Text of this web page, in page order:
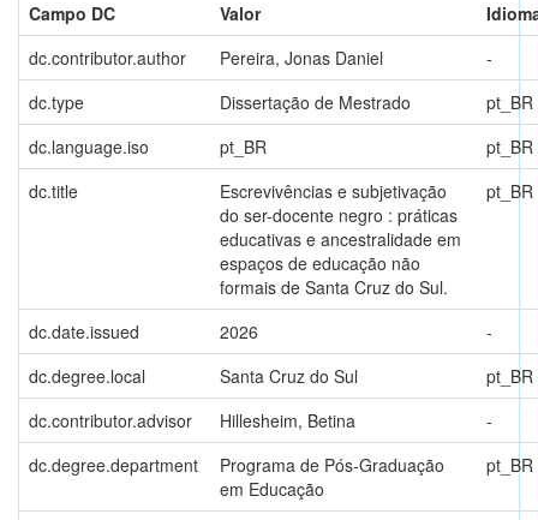
Campo DC
Valor
dc.contributor.author
Pereira, Jonas Daniel
-
dc.type
Dissertação de Mestrado
pt_BR
dc.language.iso
pt_BR
pt_BR
dc.title
Escrevivências e subjetivação
do ser-docente negro : práticas
educativas e ancestralidade em
espaços de educação não
formais de Santa Cruz do Sul.
pt_BR
dc.date.issued 2026
-
dc.degree.local
Santa Cruz do Sul
pt_BR
dc.contributor.advisor
Hillesheim, Betina
-
dc.degree.department
Programa de Pós-Graduação
em Educação
pt_BR